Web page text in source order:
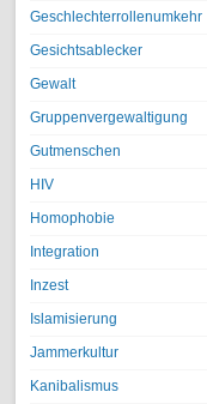
Geschlechterrollenumkehr
Gesichtsablecker
Gewalt
Gruppenvergewaltigung
Gutmenschen
HIV
Homophobie
Integration
Inzest
Islamisierung
Jammerkultur
Kanibalismus